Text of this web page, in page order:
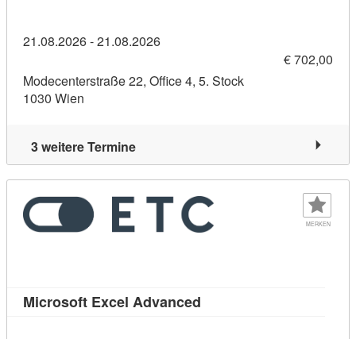
21.08.2026 - 21.08.2026
€ 702,00
Modecenterstraße 22, Office 4, 5. Stock
1030 Wien
3 weitere Termine
MERKEN
Microsoft Excel Advanced